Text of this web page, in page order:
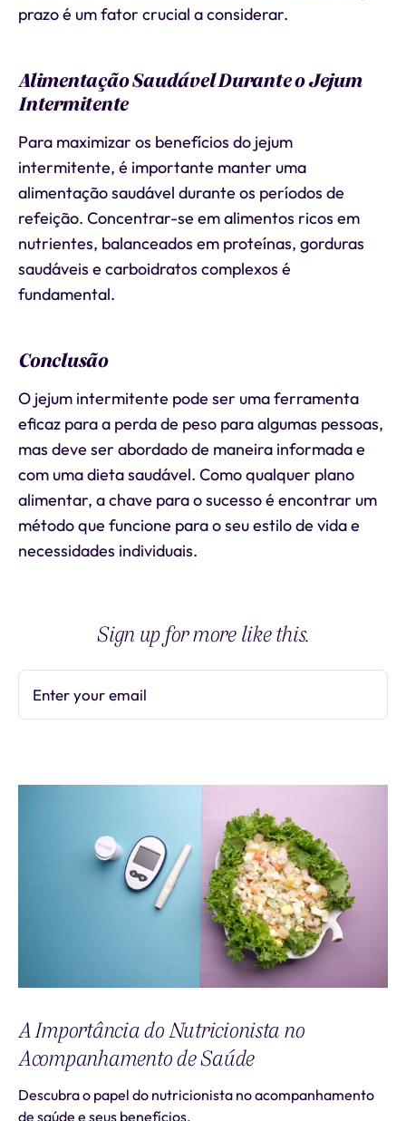
prazo é um fator crucial a considerar.
Alimentação Saudável Durante o Jejum
Intermitente
Para maximizar os benefícios do jejum
intermitente, é importante manter uma
alimentação saudável durante os períodos de
refeição. Concentrar-se em alimentos ricos em
nutrientes, balanceados em proteínas, gorduras
saudáveis e carboidratos complexos é
fundamental.
Conclusão
O jejum intermitente pode ser uma ferramenta
eficaz para a perda de peso para algumas pessoas,
mas deve ser abordado de maneira informada e
com uma dieta saudável. Como qualquer plano
alimentar, a chave para o sucesso é encontrar um
método que funcione para o seu estilo de vida e
necessidades individuais.
Sign up for more like this.
Enter your email
A Importância do Nutricionista no
Acompanhamento de Saúde
Descubra o papel do nutricionista no acompanhamento
de saúde e seus benefícios.